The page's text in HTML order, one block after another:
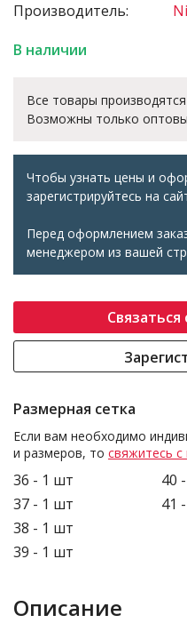
Производитель:
В наличии
Все товары
Возможны только
Чтобы узнать цены и
зарегистрируйтесь на
Перед оформлением
менеджером из вашей
Размерная сетка
Если вам необходимо
и размеров, то свяжитесь с
36 - 1 шт
37 - 1 шт
38 - 1 шт
39 - 1 шт
40
41
Описание